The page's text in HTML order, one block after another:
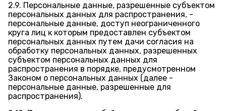
2.9. Персональные данные, разрешенные субъектом
персональных данных для распространения, -
персональные данные, доступ неограниченного
круга лиц к которым предоставлен субъектом
персональных данных путем дачи согласия на
обработку персональных данных, разрешенных
субъектом персональных данных для
распространения в порядке, предусмотренном
Законом о персональных данных (далее -
персональные данные, разрешенные для
распространения).